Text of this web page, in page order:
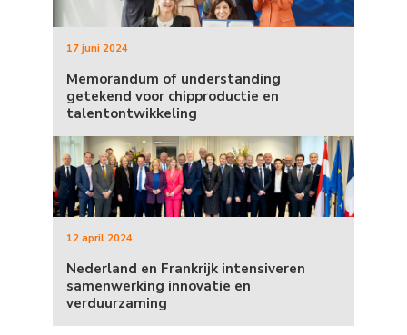
17 juni 2024
Memorandum of understanding
getekend voor chipproductie en
talentontwikkeling
12 april 2024
Nederland en Frankrijk intensiveren
samenwerking innovatie en
verduurzaming